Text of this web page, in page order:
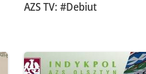
AZS TV: #Debiut